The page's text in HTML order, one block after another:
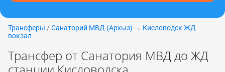
Трансферы / Санаторий МВД (Apxыз) → Кисловодск ЖД
вокзал
Трансфер от Санатория МВД до ЖД